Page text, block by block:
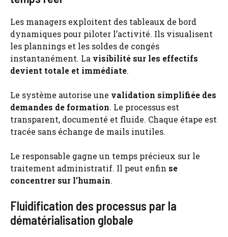
Les managers exploitent des tableaux de bord
dynamiques pour piloter l’activité. Ils visualisent
les plannings et les soldes de congés
instantanément. La visibilité sur les effectifs
devient totale et immédiate.
Le système autorise une validation simplifiée des
demandes de formation. Le processus est
transparent, documenté et fluide. Chaque étape est
tracée sans échange de mails inutiles.
Le responsable gagne un temps précieux sur le
traitement administratif. Il peut enfin se
concentrer sur l’humain.
Fluidification des processus par la
dématérialisation globale